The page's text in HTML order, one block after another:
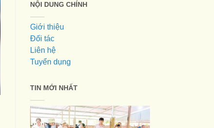
NỘI DUNG CHÍNH
Giới thiệu
Đối tác
Liên hệ
Tuyển dụng
TIN MỚI NHẤT